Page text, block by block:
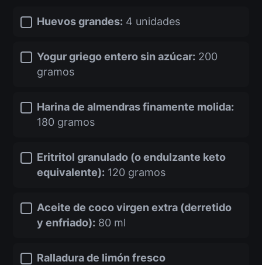
Huevos grandes: 4 unidades
Yogur griego entero sin azúcar: 200
gramos
Harina de almendras finamente molida:
180 gramos
Eritritol granulado (o endulzante keto
equivalente): 120 gramos
Aceite de coco virgen extra (derretido
y enfriado): 80 ml
Ralladura de limón fresco